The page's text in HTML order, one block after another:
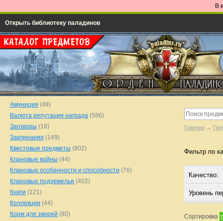
В
Открыть библиотеку паладинов
Главная →
Фильтр по
Качество:
Уровень
Сортировка
Амуниция (48)
Валюта репутация награда (586)
Заговоры (18)
Заклинания (149)
Квестовые предметы (802)
Клановые войны (44)
Клановые особенности и способности (76)
Клановые подземелья (402)
Книги (121)
Коллекции (44)
Корм для зверей (80)